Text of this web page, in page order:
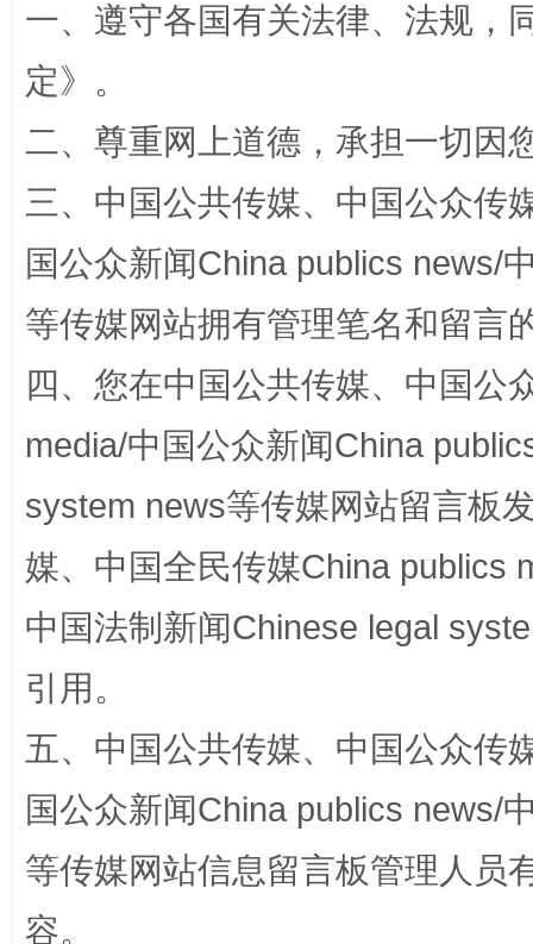
阿坝州三大球赛在茂县开幕 规模
一、遵守各国有关法律、法规，
定》。
二、尊重网上道德，承担一切因
三、中国公共传媒、中国公众传
国公众新闻China publics news/
等传媒网站拥有管理笔名和留言
四、您在中国公共传媒、中国公
media/中国公众新闻China
system news等传媒网站留言板
媒、中国全民传媒China publics
中国法制新闻Chinese legal
引用。
五、中国公共传媒、中国公众传
国公众新闻China publics news/
等传媒网站信息留言板管理人员
容。